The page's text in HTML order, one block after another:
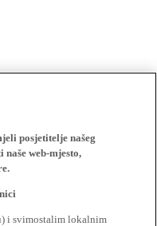
posjetitelje našeg
naše web-mjesto,
i svimostalim lokalnim